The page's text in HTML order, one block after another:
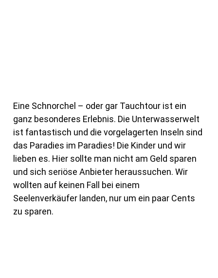
Eine Schnorchel – oder gar Tauchtour ist ein
ganz besonderes Erlebnis. Die Unterwasserwelt
ist fantastisch und die vorgelagerten Inseln sind
das Paradies im Paradies! Die Kinder und wir
lieben es. Hier sollte man nicht am Geld sparen
und sich seriöse Anbieter heraussuchen. Wir
wollten auf keinen Fall bei einem
Seelenverkäufer landen, nur um ein paar Cents
zu sparen.